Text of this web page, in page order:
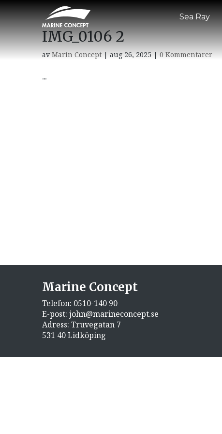
Sea Ray
IMG_0106 2
avMarin Concept|aug 26, 2025|0 Kommentarer
...
Marine Concept
Telefon: 0510-140 90
E-post: john@marineconcept.se
Adress: Truvegatan 7
531 40 Lidköping